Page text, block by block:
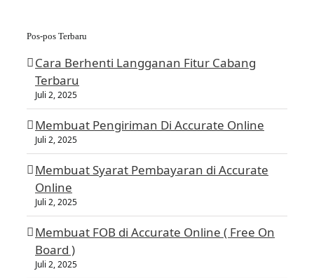
Pos-pos Terbaru
Cara Berhenti Langganan Fitur Cabang
Terbaru
Juli 2, 2025
Membuat Pengiriman Di Accurate Online
Juli 2, 2025
Membuat Syarat Pembayaran di Accurate
Online
Juli 2, 2025
Membuat FOB di Accurate Online ( Free On
Board )
Juli 2, 2025